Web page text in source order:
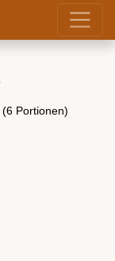
Portionen)